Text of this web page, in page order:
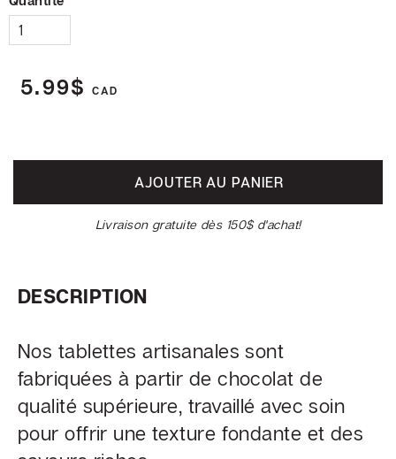
5.99$ CAD
AJOUTER AU PANIER
Livraison gratuite dès 150$ d'achat!
DESCRIPTION
Nos tablettes artisanales sont
fabriquées à partir de chocolat de
qualité supérieure, travaillé avec soin
pour offrir une texture fondante et des
©